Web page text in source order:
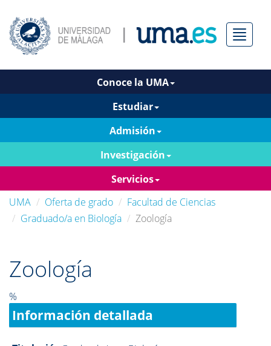
Menú
Conoce la UMA
Estudiar
Admisión
Investigación
Servicios
UMA
Oferta de grado
Facultad de Ciencias
Graduado/a en Biología
Zoología
Zoología
%
Información detallada